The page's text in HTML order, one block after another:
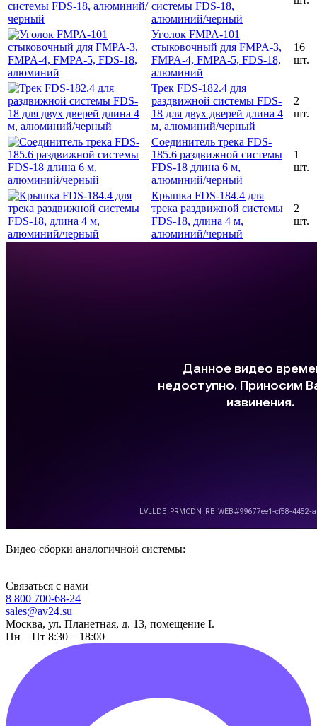
системы FDS-18,
алюминий/черный
Уголок FMPA-101
стыковочный для FMPA-3,
FMPA-4, FMPA-5, FDS-18,
алюминий
16
шт.
Трек FDS-182.4 для
раздвижной системы FDS-
18 для двух дверей длина 4
м, алюминий/черный
2
шт.
Соединитель трека FDS-
185.6 раздвижной системы
FDS-18 длина 6 м,
алюминий/черный
1
шт.
Крышка FDS-184.4 для
трека раздвижной системы
FDS-18, длина 4 м,
алюминий/черный
2
шт.
Видео сборки аналогичной системы:
Связаться с нами
8 800 700-68-24
sales@av24.su
Москва, ул. Планетная, д. 13, помещение I.
Пн—Пт 8:30 – 18:00